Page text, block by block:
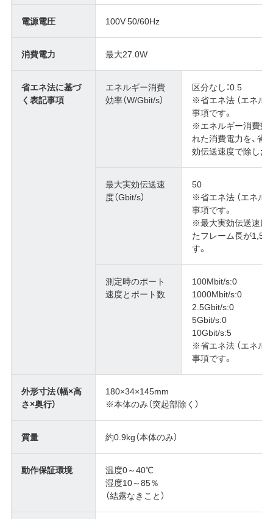
電源電圧 100V 50/60Hz
消費電力 最大27.0W
省エネ法に基づ
く表記事項
エネルギー消費
効率（W/Gbit/s）
区分なし：0.5
※省エネ法 （エネル
事項です。
※エネルギー消費効
れた消費電力を、省
効伝送速度で除した
最大実効伝送速
度（Gbit/s）
50
※省エネ法 （エネル
事項です。
※最大実効伝送速度
たフレーム長が
す。
測定時のポート
速度とポート数
100Mbit/s:0
1000Mbit/s:0
2.5Gbit/s:0
5Gbit/s:0
10Gbit/s:5
※省エネ法 （エネル
事項です。
外形寸法（幅×高
さ×奥行）
180×34×145mm
※本体のみ（突起部除く）
質量 約0.9kg（本体のみ）
動作保証環境
温度0～40℃
湿度10～85％
（結露なきこと）